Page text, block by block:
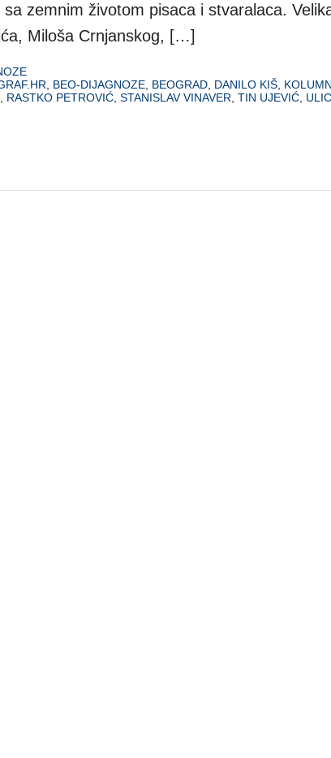
zemnim životom pisaca i stvaralaca.
Miloša Crnjanskog, […]
, BEO-DIJAGNOZE, BEOGRAD, DANILO KIŠ,
, RASTKO PETROVIĆ, STANISLAV VINAVER, TIN UJEVIĆ,